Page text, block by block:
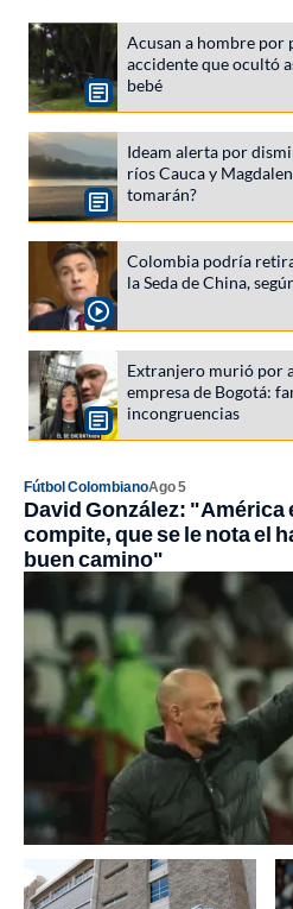
Acusan a hombre por
accidente que ocultó
bebé
Ideam alerta por
ríos Cauca y
tomarán?
Colombia podría
la Seda de China,
Extranjero murió por
empresa de Bogotá:
incongruencias
Fútbol ColombianoAgo 5
David González: "América
compite, que se le nota el
buen camino"